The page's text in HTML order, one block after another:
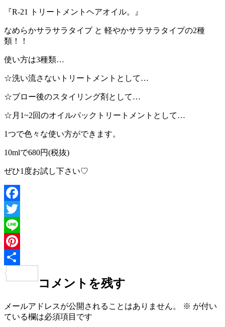
『R-21 トリートメントヘアオイル。』
なめらかサラサラタイプ と 軽やかサラサラタイプの2種
類！！
使い方は3種類…
☆洗い流さないトリートメントとして…
☆ブロー後のスタイリング剤として…
☆月1~2回のオイルパックトリートメントとして…
1つで色々な使い方ができます。
10mlで680円(税抜)
ぜひ1度お試し下さい♡
Facebook
Twitter
Line
Pinterest
有
コメントを残す
メールアドレスが公開されることはありません。 ※ が付い
ている欄は必須項目です